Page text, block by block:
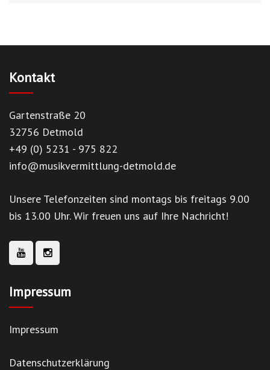
Kontakt
Gartenstraße 20
32756 Detmold
+49 (0) 5231 - 975 822
info@musikvermittlung-detmold.de
Unsere Telefonzeiten sind montags bis freitags 9.00
bis 13.00 Uhr. Wir freuen uns auf Ihre Nachricht!
Impressum
Impressum
Datenschutzerklärung